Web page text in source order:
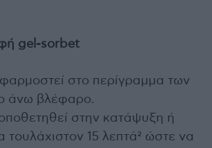
gel-sorbet
στο περίγραμμα των
άνω βλέφαρο.
στην κατάψυξη ή
τουλάχιστον 15 λεπτά² ώστε να